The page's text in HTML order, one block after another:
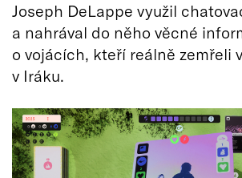
Joseph DeLappe využil
a nahrával do něho věcné
o vojácích, kteří reálně zemřeli
v Iráku.